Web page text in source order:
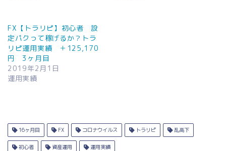
FX【トラリピ】初心者 設
定パクって稼げるか？トラ
リピ運用実績 ＋125,170
円 3ヶ月目
2019年2月1日
運用実績
16ヶ月目 FX コロナウイルス トラリピ 乱高下
初心者 資産運用 運用実績